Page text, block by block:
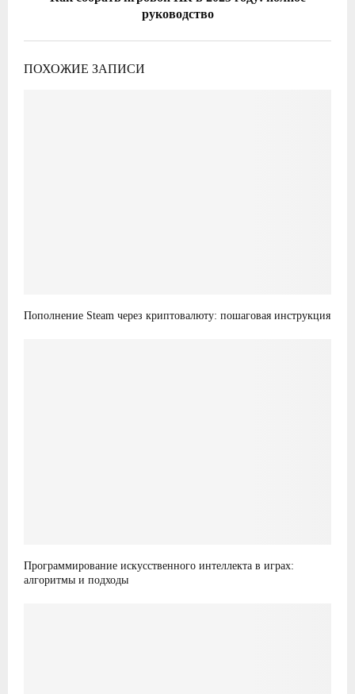
руководство
ПОХОЖИЕ ЗАПИСИ
Пополнение Steam через криптовалюту: пошаговая инструкция
Программирование искусственного интеллекта в играх:
алгоритмы и подходы